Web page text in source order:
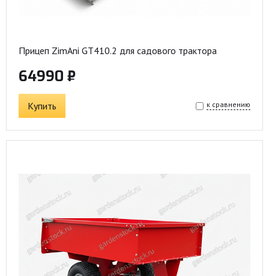
Прицеп ZimAni GT410.2 для садового трактора
64990 ₽
Купить к сравнению